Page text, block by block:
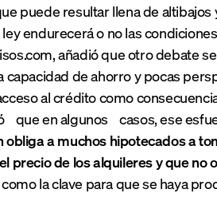
puede resultar llena de altibajos
endurecerá o no las
añadió que otro debate
capacidad de ahorro y pocas
al crédito como
que en algunos casos, ese
obliga a muchos hipotecados a
precio de los alquileres y que no
la clave para que se haya